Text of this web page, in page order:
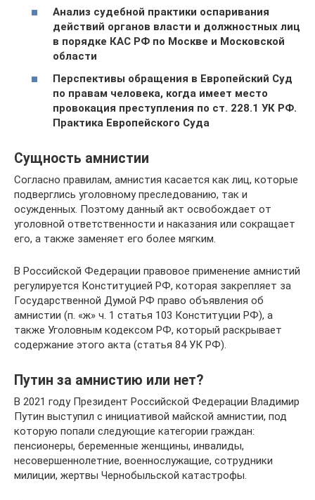
Анализ судебной практики оспаривания
действий органов власти и должностных лиц
в порядке КАС РФ по Москве и Московской
области
Перспективы обращения в Европейский Суд
по правам человека, когда имеет место
провокация преступления по ст. 228.1 УК РФ.
Практика Европейского Суда
Сущность амнистии
Согласно правилам, амнистия касается как лиц, которые
подверглись уголовному преследованию, так и
осужденных. Поэтому данный акт освобождает от
уголовной ответственности и наказания или сокращает
его, а также заменяет его более мягким.
В Российской Федерации правовое применение амнистий
регулируется Конституцией РФ, которая закрепляет за
Государственной Думой РФ право объявления об
амнистии (п. «ж» ч. 1 статья 103 Конституции РФ), а
также Уголовным кодексом РФ, который раскрывает
содержание этого акта (статья 84 УК РФ).
Путин за амнистию или нет?
В 2021 году Президент Российской Федерации Владимир
Путин выступил с инициативой майской амнистии, под
которую попали следующие категории граждан:
пенсионеры, беременные женщины, инвалиды,
несовершеннолетние, военнослужащие, сотрудники
милиции, жертвы Чернобыльской катастрофы.